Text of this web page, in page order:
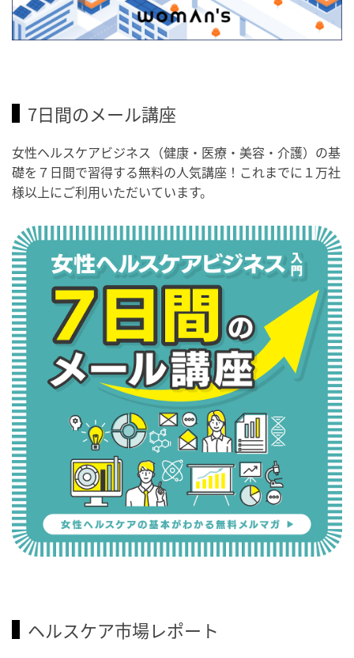
7日間のメール講座
女性ヘルスケアビジネス（健康・医療・美容・介護）の基
礎を７日間で習得する無料の人気講座！これまでに１万社
様以上にご利用いただいています。
ヘルスケア市場レポート